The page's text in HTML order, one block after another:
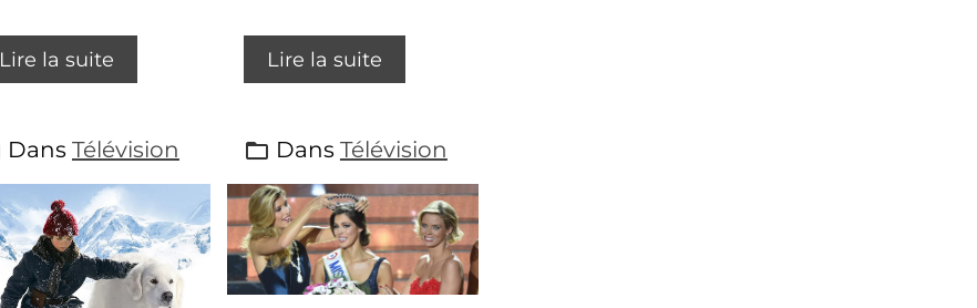
Lire la suite Lire la suite
Dans Télévision Dans Télévision